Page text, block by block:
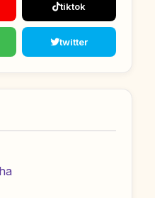
tiktok
twitter